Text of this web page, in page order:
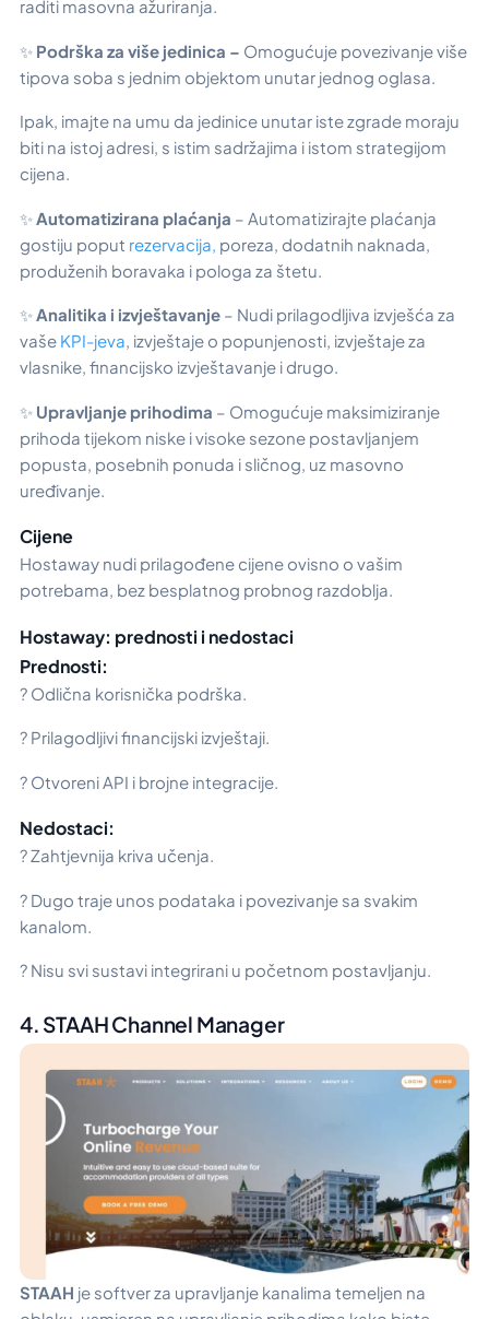
raditi masovna ažuriranja.
✨ Podrška za više jedinica – Omogućuje povezivanje više
tipova soba s jednim objektom unutar jednog oglasa.
Ipak, imajte na umu da jedinice unutar iste zgrade moraju
biti na istoj adresi, s istim sadržajima i istom strategijom
cijena.
✨ Automatizirana plaćanja – Automatizirajte plaćanja
gostiju poput rezervacija, poreza, dodatnih naknada,
produženih boravaka i pologa za štetu.
✨Analitika i izvještavanje – Nudi prilagodljiva izvješća za
vaše KPI-jeva, izvještaje o popunjenosti, izvještaje za
vlasnike, financijsko izvještavanje i drugo.
✨ Upravljanje prihodima – Omogućuje maksimiziranje
prihoda tijekom niske i visoke sezone postavljanjem
popusta, posebnih ponuda i sličnog, uz masovno
uređivanje.
Cijene
Hostaway nudi prilagođene cijene ovisno o vašim
potrebama, bez besplatnog probnog razdoblja.
Hostaway: prednosti i nedostaci
Prednosti:
? Odlična korisnička podrška.
? Prilagodljivi financijski izvještaji.
? Otvoreni API i brojne integracije.
Nedostaci:
? Zahtjevnija kriva učenja.
? Dugo traje unos podataka i povezivanje sa svakim
kanalom.
? Nisu svi sustavi integrirani u početnom postavljanju.
4. STAAH Channel Manager
STAAH je softver za upravljanje kanalima temeljen na